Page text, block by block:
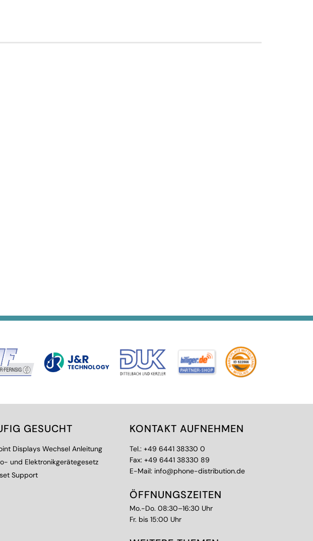
GESUCHT
Displays Wechsel Anleitung
und Elektronikgerätegesetz
Support
KONTAKT AUFNEHMEN
Tel.: +49 6441 38330 0
Fax: +49 6441 38330 89
E-Mail: info@phone-distribution.de
ÖFFNUNGSZEITEN
Mo.-Do. 08:30–16:30 Uhr
Fr. bis 15:00 Uhr